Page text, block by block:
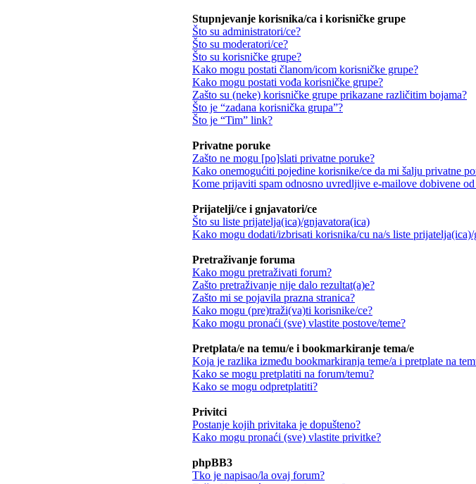
Stupnjevanje korisnika/ca i korisničke grupe
Što su administratori/ce?
Što su moderatori/ce?
Što su korisničke grupe?
Kako mogu postati članom/icom korisničke grupe?
Kako mogu postati vođa korisničke grupe?
Zašto su (neke) korisničke grupe prikazane različitim bojama?
Što je “zadana korisnička grupa”?
Što je “Tim” link?
Privatne poruke
Zašto ne mogu [po]slati privatne poruke?
Kako onemogućiti pojedine korisnike/ce da mi šalju privatne
Kome prijaviti spam odnosno uvredljive e-mailove dobivene
Prijatelji/ce i gnjavatori/ce
Što su liste prijatelja(ica)/gnjavatora(ica)
Kako mogu dodati/izbrisati korisnika/cu na/s liste
Pretraživanje foruma
Kako mogu pretraživati forum?
Zašto pretraživanje nije dalo rezultat(a)e?
Zašto mi se pojavila prazna stranica?
Kako mogu (pre)traži(va)ti korisnike/ce?
Kako mogu pronaći (sve) vlastite postove/teme?
Pretplata/e na temu/e i bookmarkiranje tema/e
Koja je razlika između bookmarkiranja teme/a i pretplate na
Kako se mogu pretplatiti na forum/temu?
Kako se mogu odpretplatiti?
Privitci
Postanje kojih privitaka je dopušteno?
Kako mogu pronaći (sve) vlastite privitke?
phpBB3
Tko je napisao/la ovaj forum?